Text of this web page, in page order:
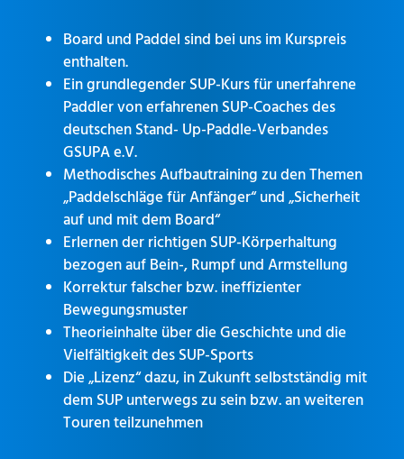
Board und Paddel sind bei uns im Kurspreis
enthalten.
Ein grundlegender SUP-Kurs für unerfahrene
Paddler von erfahrenen SUP-Coaches des
deutschen Stand- Up-Paddle-Verbandes
GSUPA e.V.
Methodisches Aufbautraining zu den Themen
„Paddelschläge für Anfänger“ und „Sicherheit
auf und mit dem Board“
Erlernen der richtigen SUP-Körperhaltung
bezogen auf Bein-, Rumpf und Armstellung
Korrektur falscher bzw. ineffizienter
Bewegungsmuster
Theorieinhalte über die Geschichte und die
Vielfältigkeit des SUP-Sports
Die „Lizenz“ dazu, in Zukunft selbstständig mit
dem SUP unterwegs zu sein bzw. an weiteren
Touren teilzunehmen